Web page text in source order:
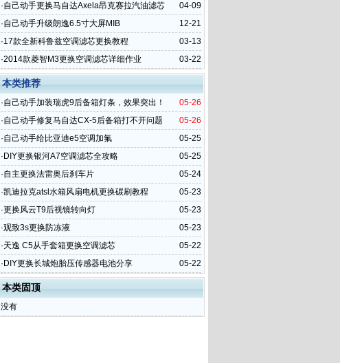
04-09
·自己动手更换马自达Axela昂克赛拉汽油滤芯
12-21
·自己动手升级朗逸6.5寸大屏MIB
03-13
·17款全新科鲁兹空调滤芯更换教程
03-22
·2014款菱智M3更换空调滤芯详细作业
本类推荐
05-26
·自己动手加装瑞虎9后备箱灯条，效果突出！
05-26
·自己动手修复马自达CX-5后备箱打不开问题
05-25
·自己动手给比亚迪e5空调加氟
05-25
· DIY更换银河A7空调滤芯全攻略
05-24
·自主更换法雷奥后刹车片
05-23
·凯迪拉克atsl水箱风扇电机更换碳刷教程
05-23
·更换风云T9后视镜转向灯
05-23
·观致3s更换防冻液
05-22
·天逸 C5从手套箱更换空调滤芯
05-22
· DIY更换长城炮胎压传感器电池分享
本类固顶
没有